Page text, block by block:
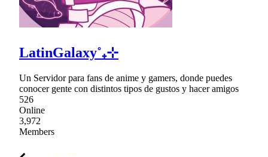
LatinGalaxy˚₊⊹
Un Servidor para fans de anime y gamers, donde puedes
conocer gente con distintos tipos de gustos y hacer amigos
526
Online
3,972
Members